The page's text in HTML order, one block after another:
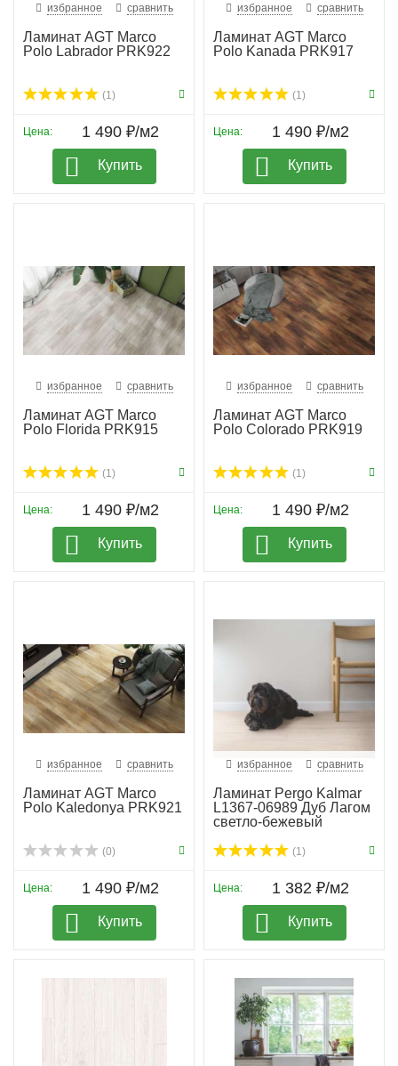
избранное сравнить
Ламинат AGT Marco
Polo Labrador PRK922
(1)
Цена: 1 490 ₽/м2
Купить
избранное сравнить
Ламинат AGT Marco
Polo Kanada PRK917
(1)
Цена: 1 490 ₽/м2
Купить
избранное сравнить
Ламинат AGT Marco
Polo Florida PRK915
(1)
Цена: 1 490 ₽/м2
Купить
избранное сравнить
Ламинат AGT Marco
Polo Colorado PRK919
(1)
Цена: 1 490 ₽/м2
Купить
избранное сравнить
Ламинат AGT Marco
Polo Kaledonya PRK921
(0)
Цена: 1 490 ₽/м2
Купить
избранное сравнить
Ламинат Pergo Kalmar
L1367-06989 Дуб Лагом
светло-бежевый
(1)
Цена: 1 382 ₽/м2
Купить